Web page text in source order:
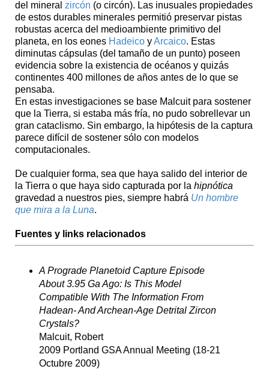
del mineral zircón (o circón). Las inusuales propiedades
de estos durables minerales permitió preservar pistas
robustas acerca del medioambiente primitivo del
planeta, en los eones Hadeico yArcaico. Estas
diminutas cápsulas (del tamaño de un punto) poseen
evidencia sobre la existencia de océanos y quizás
continentes 400 millones de años antes de lo que se
pensaba.
En estas investigaciones se base Malcuit para sostener
que la Tierra, si estaba más fría, no pudo sobrellevar un
gran cataclismo. Sin embargo, la hipótesis de la captura
parece difícil de sostener sólo con modelos
computacionales.
De cualquier forma, sea que haya salido del interior de
la Tierra o que haya sido capturada por la hipnótica
gravedad a nuestros pies, siempre habrá Un hombre
que mira a la Luna.
Fuentes y links relacionados
A Prograde Planetoid Capture Episode
About 3.95 Ga Ago: Is This Model
Compatible With The Information From
Hadean- And Archean-Age Detrital Zircon
Crystals?
Malcuit, Robert
2009 Portland GSA Annual Meeting (18-21
Octubre 2009)